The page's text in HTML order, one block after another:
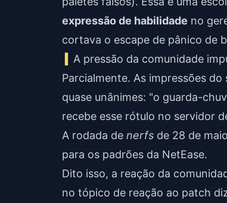
expressão de habilidade no
cortava o escape de pânico de
A pressão da comunidade
Parcialmente. As impressões
quase unânimes: "o guarda-
recebe esse rótulo no servidor
A rodada de nerfs de 28 de
para os padrões da NetEase.
Dito isso, a reação da
no tópico de reação ao patch